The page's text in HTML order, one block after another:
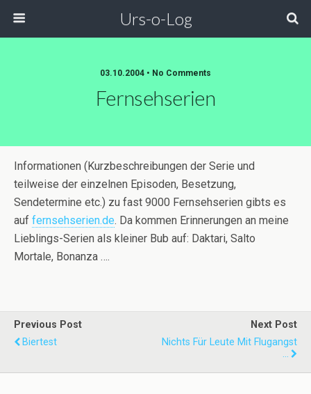
Urs-o-Log
03.10.2004 • No Comments
Fernsehserien
Informationen (Kurzbeschreibungen der Serie und
teilweise der einzelnen Episoden, Besetzung,
Sendetermine etc.) zu fast 9000 Fernsehserien gibts es
auf fernsehserien.de. Da kommen Erinnerungen an meine
Lieblings-Serien als kleiner Bub auf: Daktari, Salto
Mortale, Bonanza ….
Previous Post
Biertest
Next Post
Nichts Für Leute Mit Flugangst
...